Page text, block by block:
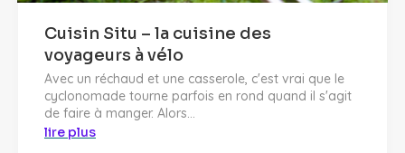
Cuisin Situ – la cuisine des
voyageurs à vélo
Avec un réchaud et une casserole, c'est vrai que le
cyclonomade tourne parfois en rond quand il s'agit
de faire à manger. Alors...
lire plus